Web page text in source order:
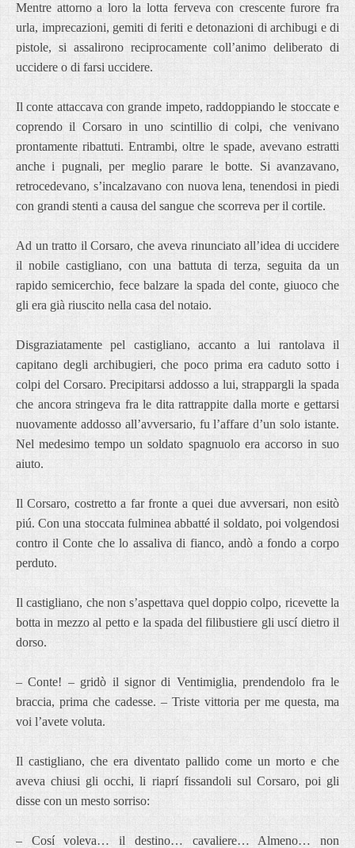
Mentre attorno a loro la lotta ferveva con crescente furore fra
urla, imprecazioni, gemiti di feriti e detonazioni di archibugi e di
pistole, si assalirono reciprocamente coll’animo deliberato di
uccidere o di farsi uccidere.
Il conte attaccava con grande impeto, raddoppiando le stoccate e
coprendo il Corsaro in uno scintillio di colpi, che venivano
prontamente ribattuti. Entrambi, oltre le spade, avevano estratti
anche i pugnali, per meglio parare le botte. Si avanzavano,
retrocedevano, s’incalzavano con nuova lena, tenendosi in piedi
con grandi stenti a causa del sangue che scorreva per il cortile.
Ad un tratto il Corsaro, che aveva rinunciato all’idea di uccidere
il nobile castigliano, con una battuta di terza, seguita da un
rapido semicerchio, fece balzare la spada del conte, giuoco che
gli era già riuscito nella casa del notaio.
Disgraziatamente pel castigliano, accanto a lui rantolava il
capitano degli archibugieri, che poco prima era caduto sotto i
colpi del Corsaro. Precipitarsi addosso a lui, strappargli la spada
che ancora stringeva fra le dita rattrappite dalla morte e gettarsi
nuovamente addosso all’avversario, fu l’affare d’un solo istante.
Nel medesimo tempo un soldato spagnuolo era accorso in suo
aiuto.
Il Corsaro, costretto a far fronte a quei due avversari, non esitò
piú. Con una stoccata fulminea abbatté il soldato, poi volgendosi
contro il Conte che lo assaliva di fianco, andò a fondo a corpo
perduto.
Il castigliano, che non s’aspettava quel doppio colpo, ricevette la
botta in mezzo al petto e la spada del filibustiere gli uscí dietro il
dorso.
– Conte! – gridò il signor di Ventimiglia, prendendolo fra le
braccia, prima che cadesse. – Triste vittoria per me questa, ma
voi l’avete voluta.
Il castigliano, che era diventato pallido come un morto e che
aveva chiusi gli occhi, li riaprí fissandoli sul Corsaro, poi gli
disse con un mesto sorriso:
– Cosí voleva… il destino… cavaliere… Almeno… non